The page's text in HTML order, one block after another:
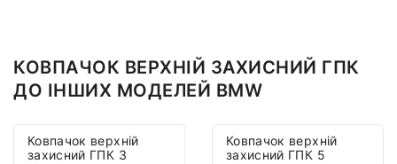
КОВПАЧОК ВЕРХНІЙ ЗАХИСНИЙ ГПК
ДО ІНШИХ МОДЕЛЕЙ BMW
Ковпачок верхній
захисний ГПК 3
Ковпачок верхній
захисний ГПК 5